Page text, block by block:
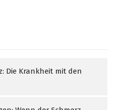
Die Krankheit mit den